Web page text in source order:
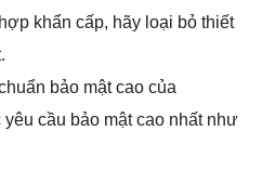
khẩn cấp, hãy loại bỏ thiết
bảo mật cao của
cầu bảo mật cao nhất như